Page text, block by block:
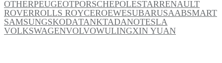
OTHERPEUGEOTPORSCHEPOLESTARRENAULT
ROVERROLLS ROYCEROEWESUBARUSAABSMART
SAMSUNGSKODATANKTADANOTESLA
VOLKSWAGENVOLVOWULINGXIN YUAN